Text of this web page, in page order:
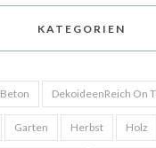
KATEGORIEN
Beton DekoideenReich On
Garten Herbst Holz